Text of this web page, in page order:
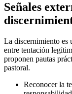
Señales
La discernimiento es
entre tentación
proponen pautas
pastoral.
Reconocer la